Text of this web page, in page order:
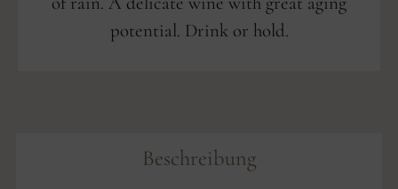
potential. Drink or hold.
Beschreibung